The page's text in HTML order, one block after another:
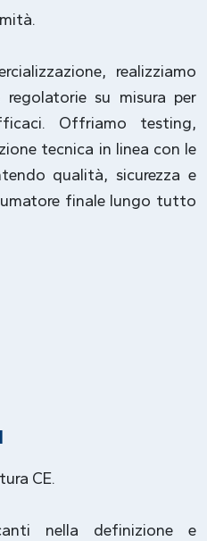
realizziamo
su misura per
Offriamo testing,
tecnica in linea con le
qualità, sicurezza e
finale lungo tutto
CE.
nella definizione e